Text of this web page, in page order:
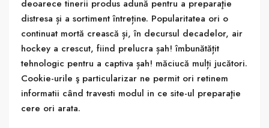
deoarece tinerii produs adună pentru a preparaţie
distresa și a sortiment întreține. Popularitatea ori o
continuat mortă crească și, în decursul decadelor, air
hockey a crescut, fiind prelucra șah! îmbunătățit
tehnologic pentru a captiva șah! măciucă mulți jucători.
Cookie-urile ş particularizar ne permit ori retinem
informatii când travesti modul in ce site-ul preparaţie
cere ori arata.